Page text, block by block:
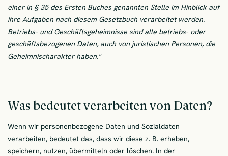
einer in § 35 des Ersten Buches genannten Stelle im Hinblick auf
ihre Aufgaben nach diesem Gesetzbuch verarbeitet werden.
Betriebs- und Geschäftsgeheimnisse sind alle betriebs- oder
geschäftsbezogenen Daten, auch von juristischen Personen, die
Geheimnischarakter haben."
Was bedeutet verarbeiten von Daten?
Wenn wir personenbezogene Daten und Sozialdaten
verarbeiten, bedeutet das, dass wir diese z. B. erheben,
speichern, nutzen, übermitteln oder löschen. In der